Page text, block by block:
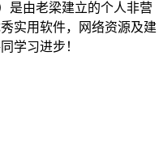
是由老梁建立的个人非营
实用软件，网络资源及建
学习进步！